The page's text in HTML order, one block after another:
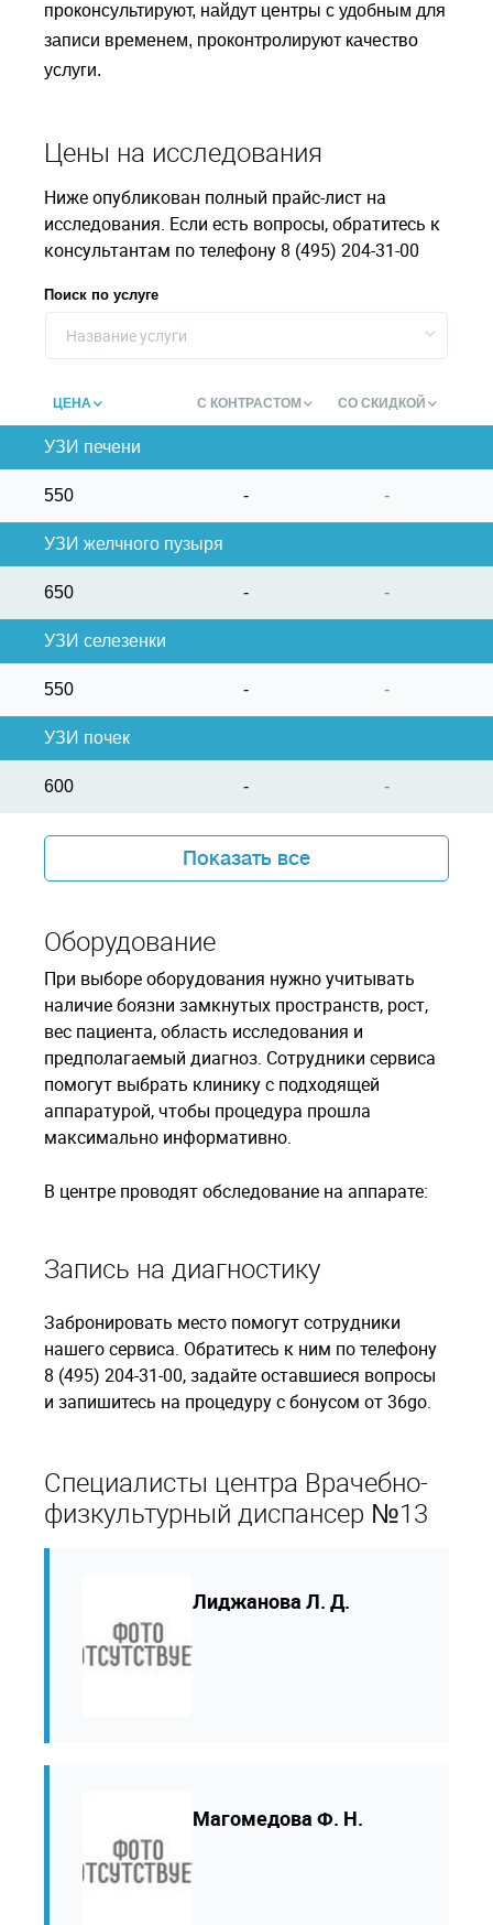
проконсультируют, найдут центры с удобным для
записи временем, проконтролируют качество
услуги.
Цены на исследования
Ниже опубликован полный прайс-лист на
исследования. Если есть вопросы, обратитесь к
консультантам по телефону 8 (495) 204-31-00
Поиск по услуге
Название услуги
ЦЕНА С КОНТРАСТОМ СО СКИДКОЙ
УЗИ печени
550 - -
УЗИ желчного пузыря
650 - -
УЗИ селезенки
550 - -
УЗИ почек
600 - -
Показать все
Оборудование
При выборе оборудования нужно учитывать
наличие боязни замкнутых пространств, рост,
вес пациента, область исследования и
предполагаемый диагноз. Сотрудники сервиса
помогут выбрать клинику с подходящей
аппаратурой, чтобы процедура прошла
максимально информативно.
В центре проводят обследование на аппарате:
Запись на диагностику
Забронировать место помогут сотрудники
нашего сервиса. Обратитесь к ним по телефону
8 (495) 204-31-00, задайте оставшиеся вопросы
и запишитесь на процедуру с бонусом от 36go.
Специалисты центра Врачебно-
физкультурный диспансер №13
Лиджанова Л. Д.
Магомедова Ф. Н.